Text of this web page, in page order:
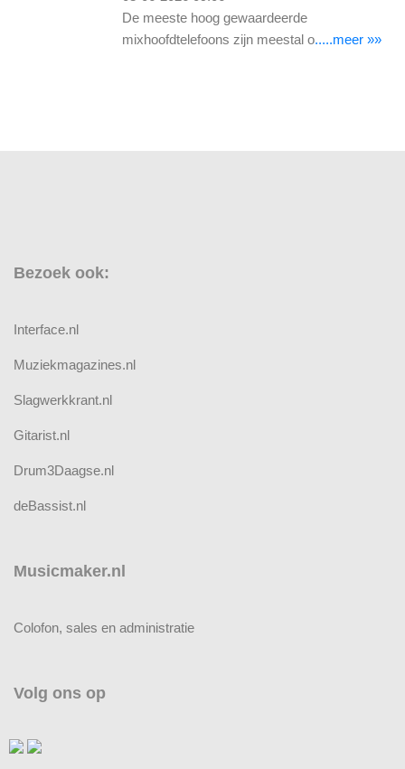
De meeste hoog gewaardeerde
mixhoofdtelefoons zijn meestal o.....meer »»
Bezoek ook:
Interface.nl
Muziekmagazines.nl
Slagwerkkrant.nl
Gitarist.nl
Drum3Daagse.nl
deBassist.nl
Musicmaker.nl
Colofon, sales en administratie
Volg ons op